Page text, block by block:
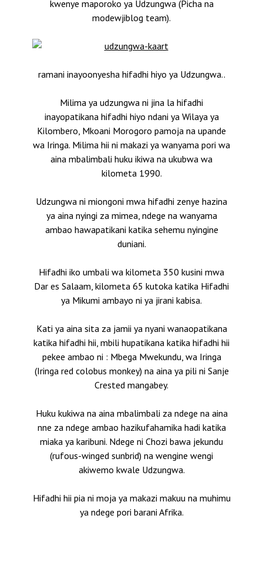
kwenye maporoko ya Udzungwa (Picha na
modewjiblog team).
ramani inayoonyesha hifadhi hiyo ya Udzungwa..
Milima ya udzungwa ni jina la hifadhi
inayopatikana hifadhi hiyo ndani ya Wilaya ya
Kilombero, Mkoani Morogoro pamoja na upande
wa Iringa. Milima hii ni makazi ya wanyama pori wa
aina mbalimbali huku ikiwa na ukubwa wa
kilometa 1990.
Udzungwa ni miongoni mwa hifadhi zenye hazina
ya aina nyingi za mimea, ndege na wanyama
ambao hawapatikani katika sehemu nyingine
duniani.
Hifadhi iko umbali wa kilometa 350 kusini mwa
Dar es Salaam, kilometa 65 kutoka katika Hifadhi
ya Mikumi ambayo ni ya jirani kabisa.
Kati ya aina sita za jamii ya nyani wanaopatikana
katika hifadhi hii, mbili hupatikana katika hifadhi hii
pekee ambao ni : Mbega Mwekundu, wa Iringa
(Iringa red colobus monkey) na aina ya pili ni Sanje
Crested mangabey.
Huku kukiwa na aina mbalimbali za ndege na aina
nne za ndege ambao hazikufahamika hadi katika
miaka ya karibuni. Ndege ni Chozi bawa jekundu
(rufous-winged sunbrid) na wengine wengi
akiwemo kwale Udzungwa.
Hifadhi hii pia ni moja ya makazi makuu na muhimu
ya ndege pori barani Afrika.